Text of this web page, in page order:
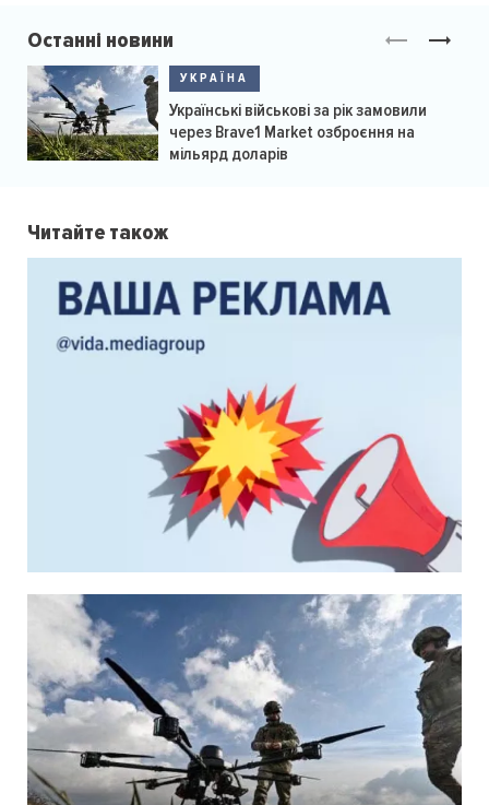
Останні новини
УКРАЇНА
Українські військові за рік замовили
через Brave1 Market озброєння на
мільярд доларів
Читайте також